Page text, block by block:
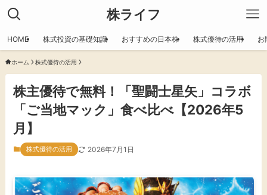
株ライフ
HOME 株式投資の基礎知識 おすすめの日本株 株式優待の活用 お
ホーム 株式優待の活用
株主優待で無料！「聖闘士星矢」コラボ
「ご当地マック」食べ比べ【2026年5
月】
株式優待の活用 2026年7月1日